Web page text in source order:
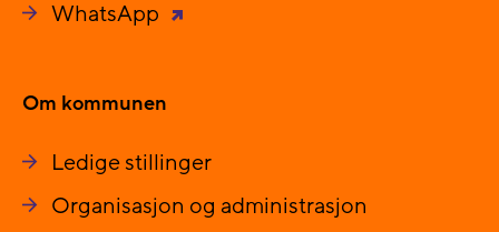
WhatsApp
Om kommunen
Ledige stillinger
Organisasjon og administrasjon